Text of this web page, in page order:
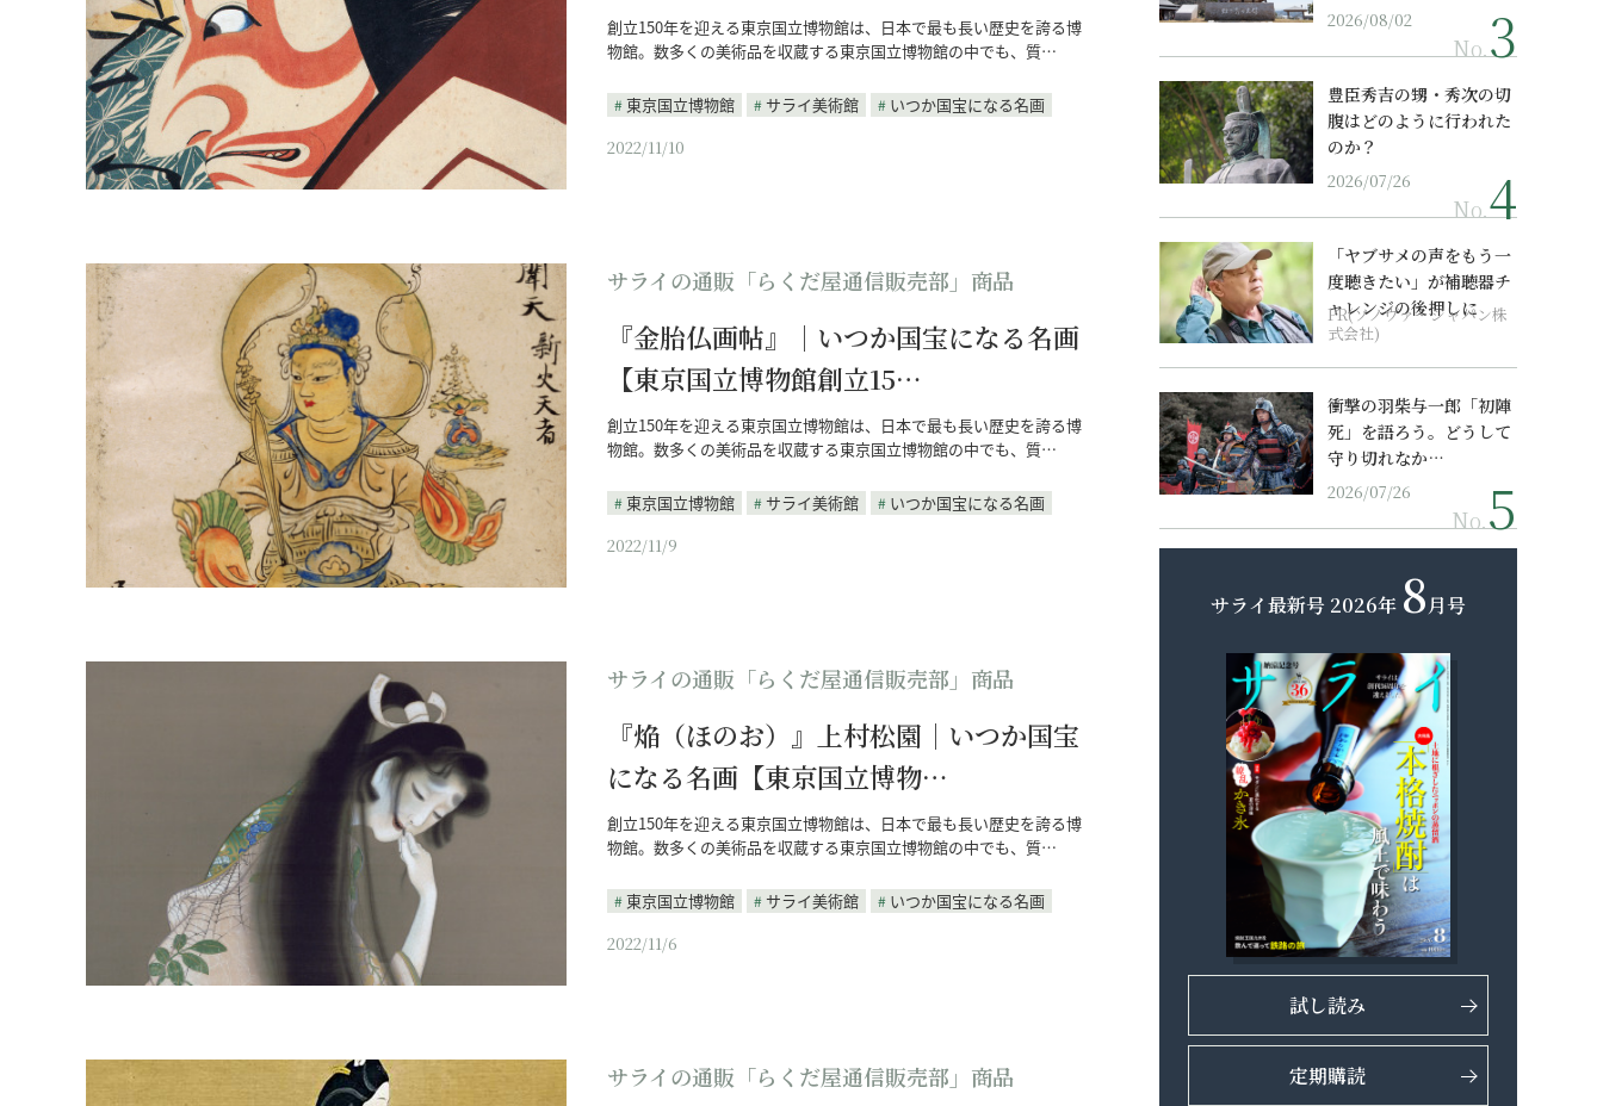
創立150年を迎える東京国立博物館は、日本で最も長い歴史を誇る博
物館。数多くの美術品を収蔵する東京国立博物館の中でも、質…
東京国立博物館 サライ美術館
いつか国宝になる名画
2022/11/10
サライの通販「らくだ屋通信販売部」商品
『金胎仏画帖』｜いつか国宝になる名画
【東京国立博物館創立15…
創立150年を迎える東京国立博物館は、日本で最も長い歴史を誇る博
物館。数多くの美術品を収蔵する東京国立博物館の中でも、質…
東京国立博物館 サライ美術館
いつか国宝になる名画
2022/11/9
サライの通販「らくだ屋通信販売部」商品
『焔（ほのお）』上村松園｜いつか国宝
になる名画【東京国立博物…
創立150年を迎える東京国立博物館は、日本で最も長い歴史を誇る博
物館。数多くの美術品を収蔵する東京国立博物館の中でも、質…
東京国立博物館 サライ美術館
いつか国宝になる名画
2022/11/6
サライの通販「らくだ屋通信販売部」商品
2026/08/02
No.
豊臣秀吉の甥・秀次の切
腹はどのように行われた
のか？
2026/07/26
No.
「ヤブサメの声をもう一
度聴きたい」が補聴器チ
ャレンジの後押しに
PR(ソノヴァ・ジャパン株
式会社)
衝撃の羽柴与一郎「初陣
死」を語ろう。どうして
守り切れなか…
2026/07/26
No.
サライ最新号 2026年 8月号
試し読み
定期購読